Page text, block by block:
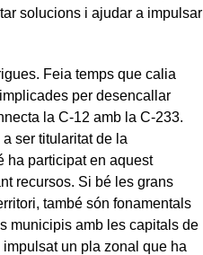
solucions i ajudar a impulsar
Feia temps que calia
per desencallar
la C-12 amb la C-233.
ser titularitat de la
ha participat en aquest
recursos. Si bé les grans
també són fonamentals
municipis amb les capitals de
un pla zonal que ha